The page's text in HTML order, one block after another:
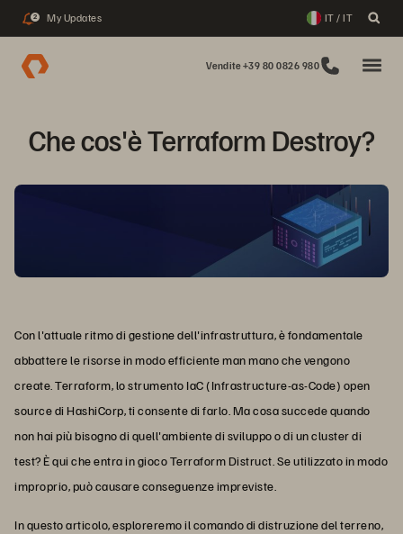
2 My Updates IT / IT
Vendite +39 80 0826 980
Che cos'è Terraform Destroy?
Con l'attuale ritmo di gestione dell'infrastruttura, è fondamentale
abbattere le risorse in modo efficiente man mano che vengono
create. Terraform, lo strumento IaC (Infrastructure-as-Code) open
source di HashiCorp, ti consente di farlo. Ma cosa succede quando
non hai più bisogno di quell'ambiente di sviluppo o di un cluster di
test? È qui che entra in gioco Terraform Distruct. Se utilizzato in modo
improprio, può causare conseguenze impreviste.
In questo articolo, esploreremo il comando di distruzione del terreno,